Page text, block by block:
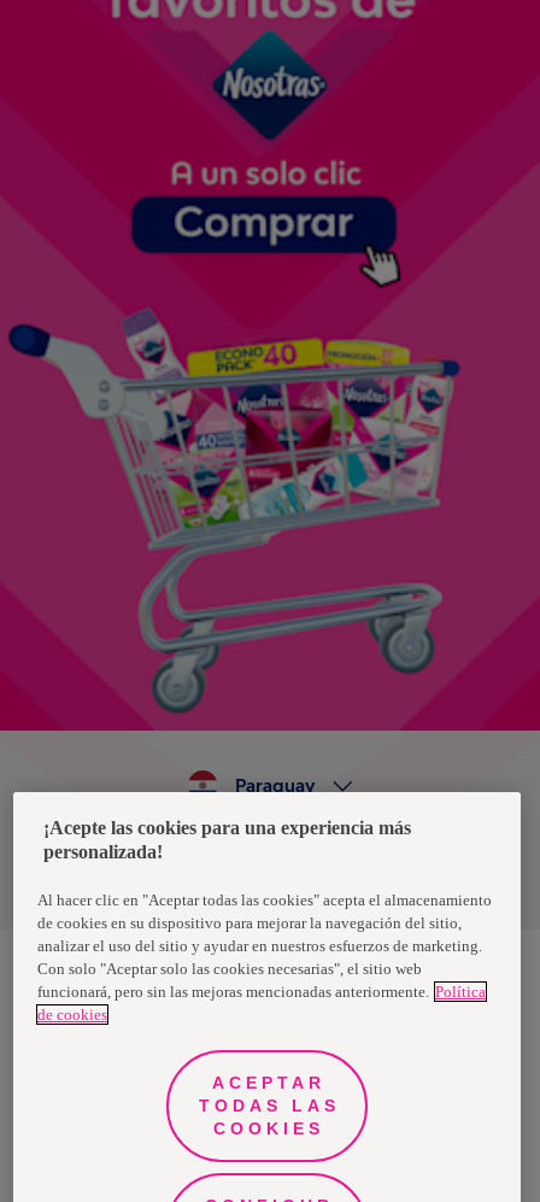
Política de privacidad de datos
Paraguay
Nosotras, una marca de Essity - una compañía global líder en
higiene y salud. Cada día, mil millones de personas, en todo el
propósito es romper barreras por el bienestar en beneficio de
consumidores, pacientes, cuidadores, clientes y la sociedad en
general. Vendemos en aproximadamente 150 países bajo las
principales marcas globales TENA y Tork, así como otras marcas
como Actimove, Cutimed, JOBST, Knix, Leukoplast, Libero, Libresse,
Lotus, Modibodi, Nosotras, Saba, Tempo, TOM Organic y Zewa. En
2024, Essity tuvo ventas de aproximadamente 13 mil millones de
euros y empleó a 36,000 personas. La sede de la compañía está
ubicada en Estocolmo, Suecia, y Essity cotiza en Nasdaq Estocolmo.
¡Acepte las cookies para una experiencia más
personalizada!
Al hacer clic en "Aceptar todas las cookies" acepta el almacenamiento
de cookies en su dispositivo para mejorar la navegación del sitio,
analizar el uso del sitio y ayudar en nuestros esfuerzos de marketing.
Con solo "Aceptar solo las cookies necesarias", el sitio web
funcionará, pero sin las mejoras mencionadas anteriormente. Política
de cookies
ACEPTAR
TODAS LAS
COOKIES